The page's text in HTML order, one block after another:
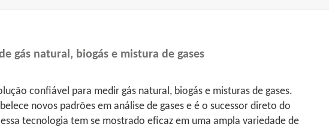
gás natural, biogás e mistura de gases
confiável para medir gás natural, biogás e misturas de gases.
novos padrões em análise de gases e é o sucessor direto do
tecnologia tem se mostrado eficaz em uma ampla variedade de